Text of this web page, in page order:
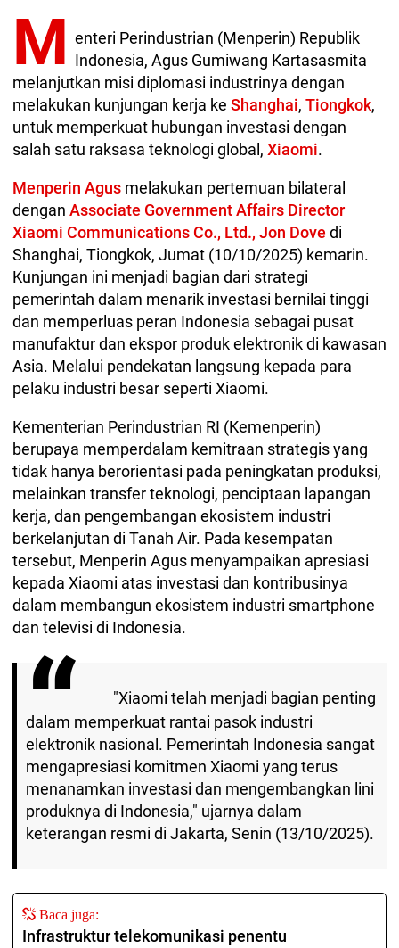
M enteri Perindustrian (Menperin) Republik
Indonesia, Agus Gumiwang Kartasasmita
melanjutkan misi diplomasi industrinya dengan
melakukan kunjungan kerja ke Shanghai, Tiongkok,
untuk memperkuat hubungan investasi dengan
salah satu raksasa teknologi global, Xiaomi.
Menperin Agus melakukan pertemuan bilateral
dengan Associate Government Affairs Director
Xiaomi Communications Co., Ltd., Jon Dove di
Shanghai, Tiongkok, Jumat (10/10/2025) kemarin.
Kunjungan ini menjadi bagian dari strategi
pemerintah dalam menarik investasi bernilai tinggi
dan memperluas peran Indonesia sebagai pusat
manufaktur dan ekspor produk elektronik di kawasan
Asia. Melalui pendekatan langsung kepada para
pelaku industri besar seperti Xiaomi.
Kementerian Perindustrian RI (Kemenperin)
berupaya memperdalam kemitraan strategis yang
tidak hanya berorientasi pada peningkatan produksi,
melainkan transfer teknologi, penciptaan lapangan
kerja, dan pengembangan ekosistem industri
berkelanjutan di Tanah Air. Pada kesempatan
tersebut, Menperin Agus menyampaikan apresiasi
kepada Xiaomi atas investasi dan kontribusinya
dalam membangun ekosistem industri smartphone
dan televisi di Indonesia.
"Xiaomi telah menjadi bagian penting
dalam memperkuat rantai pasok industri
elektronik nasional. Pemerintah Indonesia sangat
mengapresiasi komitmen Xiaomi yang terus
menanamkan investasi dan mengembangkan lini
produknya di Indonesia," ujarnya dalam
keterangan resmi di Jakarta, Senin (13/10/2025).
Baca juga:
Infrastruktur telekomunikasi penentu